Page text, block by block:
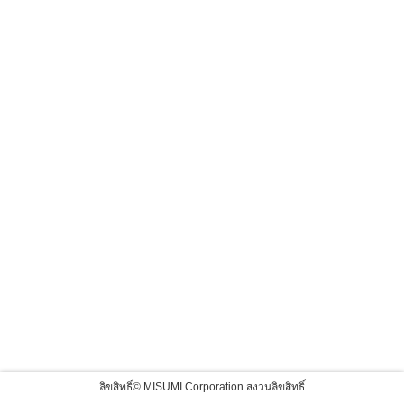
ลิขสิทธิ์© MISUMI Corporation สงวนลิขสิทธิ์